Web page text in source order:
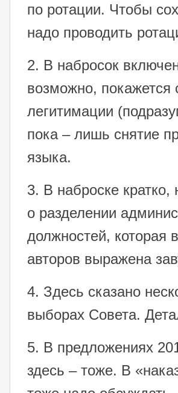
по ротации. Чтобы
надо проводить
2. В набросок
возможно,
легитимации
пока – лишь снятие
языка.
3. В наброске
о разделении
должностей, которая
авторов выражена
4. Здесь сказано
выборах Совета.
5. В предложениях
здесь – тоже. В